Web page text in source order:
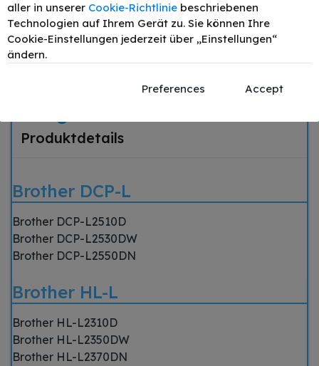
TONEX alternativ für
Brother TN-2420XXL
Toner Schwarz bis
zu 6000 Seiten
64,90 € – +
Beschreibung
Produktdetails
Brother DCP-L
Brother DCP-L2510D
Brother DCP-L2530DW
Brother DCP-L2550DN
Brother HL-L
Brother HL-L2310D
Brother HL-L2350DW
Brother HL-L2370DN
aller in unserer Cookie-Richtlinie beschriebenen
Technologien auf Ihrem Gerät zu. Sie können Ihre
Cookie-Einstellungen jederzeit über „Einstellungen“
ändern.
Preferences Accept